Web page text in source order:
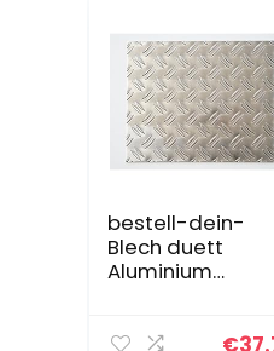
bestell-dein-
Blech duett
Aluminium
geribbeld,
€